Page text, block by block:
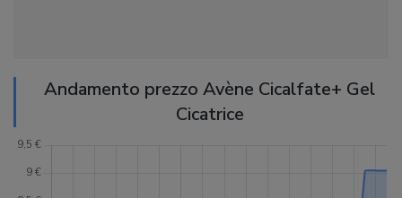
Andamento prezzo Avène Cicalfate+ Gel
Cicatrice